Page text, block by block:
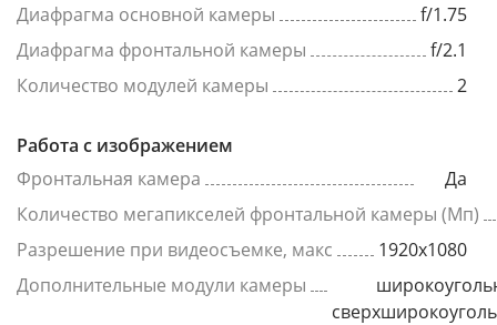
Диафрагма основной камеры
f/1.75
Диафрагма фронтальной камеры
f/2.1
Количество модулей камеры
2
Работа с изображением
Фронтальная камера
Да
Количество мегапикселей фронтальной камеры (Мп)
Разрешение при видеосъемке, макс
1920x1080
Дополнительные модули камеры